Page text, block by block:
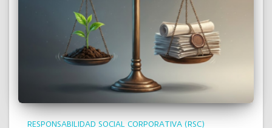
RESPONSABILIDAD SOCIAL CORPORATIVA (RSC)